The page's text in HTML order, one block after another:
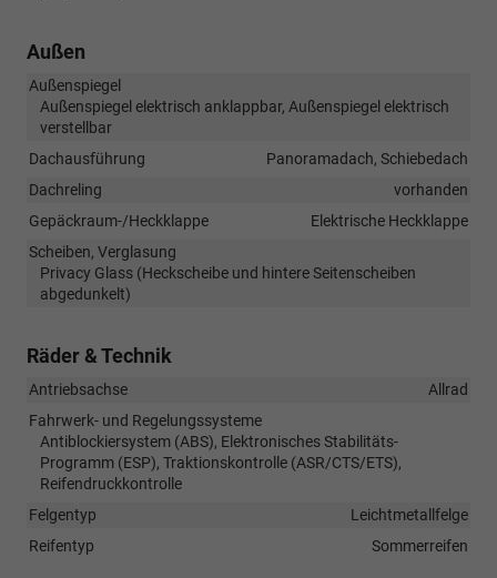
Außen
Außenspiegel
Außenspiegel elektrisch anklappbar, Außenspiegel elektrisch
verstellbar
Dachausführung
Panoramadach, Schiebedach
Dachreling
vorhanden
Gepäckraum-/Heckklappe
Elektrische Heckklappe
Scheiben, Verglasung
Privacy Glass (Heckscheibe und hintere Seitenscheiben
abgedunkelt)
Räder & Technik
Antriebsachse
Allrad
Fahrwerk- und Regelungssysteme
Antiblockiersystem (ABS), Elektronisches Stabilitäts-
Programm (ESP), Traktionskontrolle (ASR/CTS/ETS),
Reifendruckkontrolle
Felgentyp
Leichtmetallfelge
Reifentyp
Sommerreifen